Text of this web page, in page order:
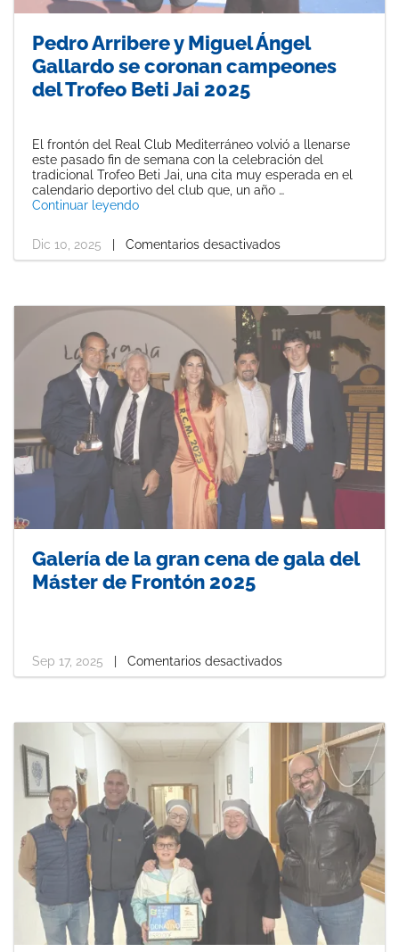
Pedro Arribere y Miguel Ángel
Gallardo se coronan campeones
del Trofeo Beti Jai 2025
El frontón del Real Club Mediterráneo volvió a llenarse
este pasado fin de semana con la celebración del
tradicional Trofeo Beti Jai, una cita muy esperada en el
calendario deportivo del club que, un año …
Continuar leyendo«Pedro Arribere y Miguel Ángel Gallardo se
Dic 10, 2025 Comentarios desactivados
Galería de la gran cena de gala del
Máster de Frontón 2025
Sep 17, 2025 Comentarios desactivados